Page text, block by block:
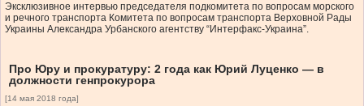
Эксклюзивное интервью председателя подкомитета по вопросам морского
и речного транспорта Комитета по вопросам транспорта Верховной Рады
Украины Александра Урбанского агентству “Интерфакс-Украина”.
Про Юру и прокуратуру: 2 года как Юрий Луценко — в
должности генпрокурора
[14 мая 2018 года]